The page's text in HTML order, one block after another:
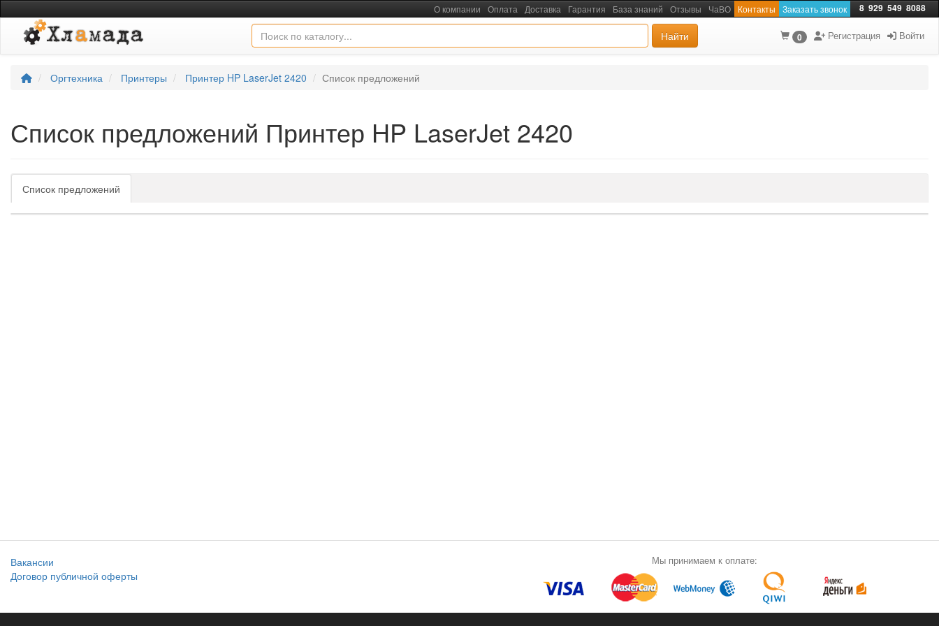
О компании Оплата Доставка Гарантия База знаний Отзывы ЧаВО Контакты Заказать звонок 8 929 549 8088
Найти 0 Регистрация Войти
Оргтехника Принтеры Принтер HP LaserJet 2420 Список предложений
Список предложений Принтер HP LaserJet 2420
Список предложений
Вакансии
Договор публичной оферты
Мы принимаем к оплате: